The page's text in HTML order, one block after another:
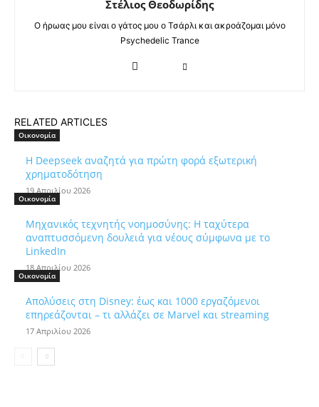
Στέλιος Θεοδωρίδης
Ο ήρωας μου είναι ο γάτος μου ο Τσάρλι και ακροάζομαι μόνο
Psychedelic Trance
RELATED ARTICLES
Οικονομία
Η Deepseek αναζητά για πρώτη φορά εξωτερική
χρηματοδότηση
19 Απριλίου 2026
Οικονομία
Μηχανικός τεχνητής νοημοσύνης: Η ταχύτερα
αναπτυσσόμενη δουλειά για νέους σύμφωνα με το
LinkedIn
18 Απριλίου 2026
Οικονομία
Απολύσεις στη Disney: έως και 1000 εργαζόμενοι
επηρεάζονται – τι αλλάζει σε Marvel και streaming
17 Απριλίου 2026